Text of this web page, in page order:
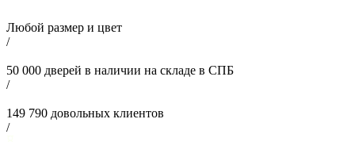
Любой размер и цвет
/
50 000 дверей в наличии на складе в СПБ
/
149 790 довольных клиентов
/